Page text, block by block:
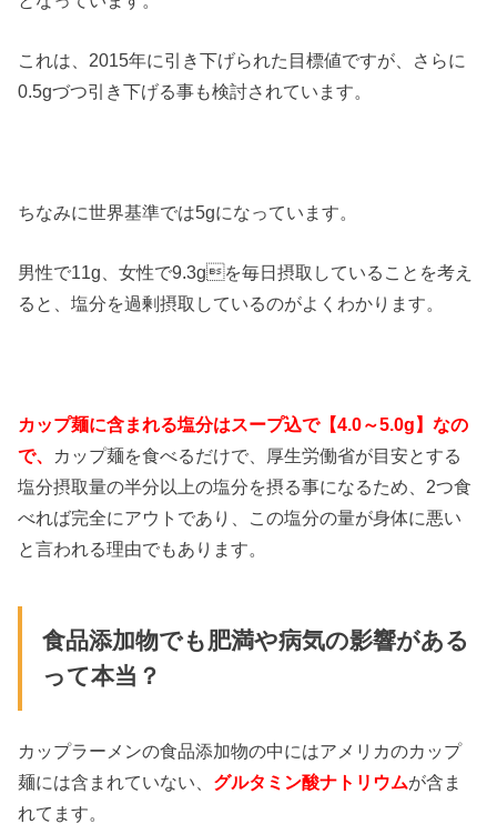
これは、2015年に引き下げられた目標値ですが、さらに
0.5gづつ引き下げる事も検討されています。
ちなみに世界基準では5gになっています。
男性で11g、女性で9.3gを毎日摂取していることを考え
ると、塩分を過剰摂取しているのがよくわかります。
カップ麺に含まれる塩分はスープ込で【4.0～5.0g】なの
で、 カップ麺を食べるだけで、厚生労働省が目安とする
塩分摂取量の半分以上の塩分を摂る事になるため、2つ食
べれば完全にアウトであり、この塩分の量が身体に悪い
と言われる理由でもあります。
食品添加物でも肥満や病気の影響がある
って本当？
カップラーメンの食品添加物の中にはアメリカのカップ
麺には含まれていない、 グルタミン酸ナトリウムが含ま
れてます。